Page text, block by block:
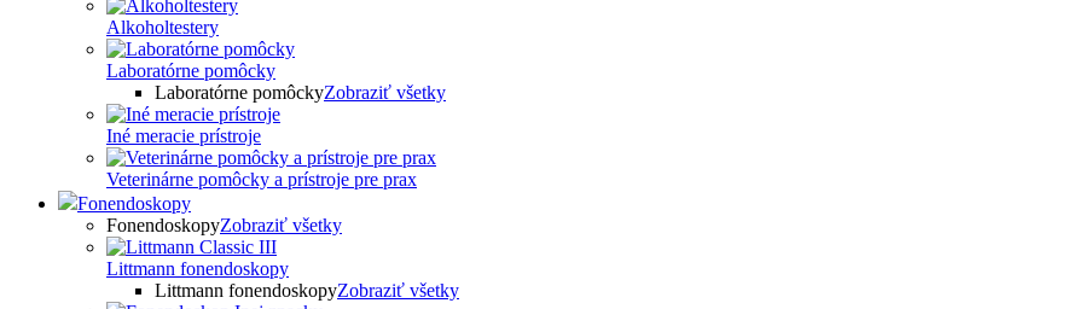
Alkoholtestery
Laboratórne pomôcky
Laboratórne pomôckyZobraziť všetky
Iné meracie prístroje
Veterinárne pomôcky a prístroje pre prax
Fonendoskopy
FonendoskopyZobraziť všetky
Littmann fonendoskopy
Littmann fonendoskopyZobraziť všetky